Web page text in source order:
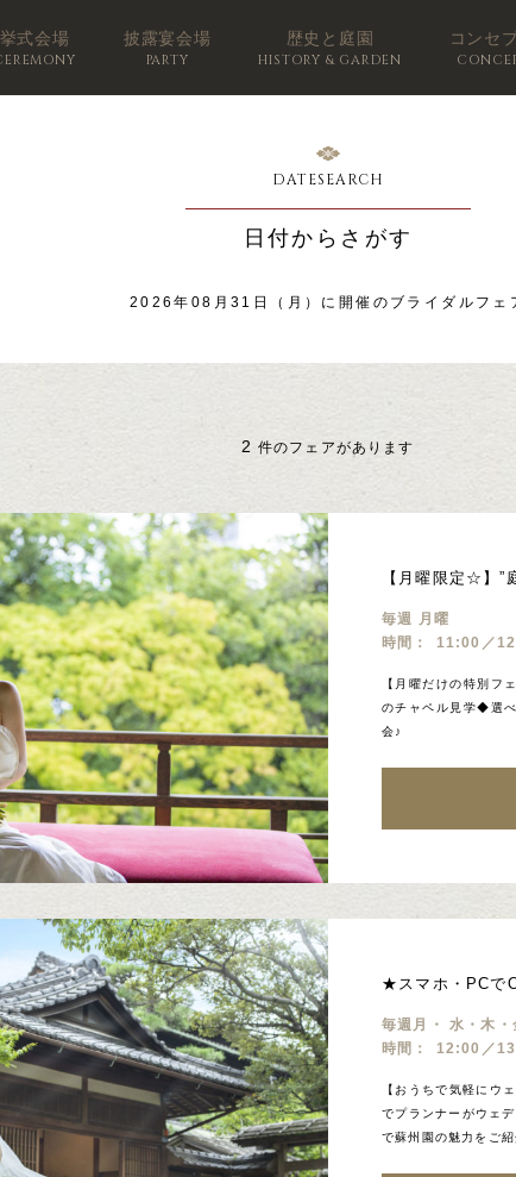
挙式会場 披露宴会場
PARTY
歴史と庭園
HISTORY & GARDEN
コンセ
DATESEARCH
日付からさがす
2026年08月31日（月）に開催のブライダルフェ
2 件のフェアがあります
【月曜限定☆】”
毎週 月曜
時間：
11:00／
【月曜だけの特別
のチャペル見学◆選
会♪
★スマホ・PCで
毎週月・ 水・木・
時間：
12:00／
【おうちで気軽にウ
でプランナーがウェ
で蘇州園の魅力をご紹